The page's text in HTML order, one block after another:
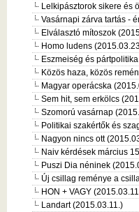
Lelkipásztorok sikere és
Vasárnapi zárva tartás -
Elválasztó mítoszok
Homo ludens
Eszmeiség és
Közös haza, közös
Magyar operácska
Sem hit, sem erkölcs
Szomorú vasárnap
Politikai szakértők és
Nagyon nincs ott
Naiv kérdések március
Puszi Dia néninek
Új csillag reménye a
HON + VAGY
Landart (2015.03.11.)